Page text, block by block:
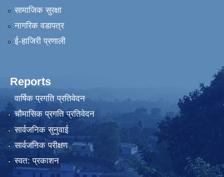
सामाजिक सुरक्षा
नागरिक वडापत्र
ई-हाजिरी प्रणाली
Reports
वार्षिक प्रगति प्रतिवेदन
चौमासिक प्रगति प्रतिवेदन
सार्वजनिक सुनुवाई
सार्वजनिक परीक्षण
स्वत: प्रकाशन